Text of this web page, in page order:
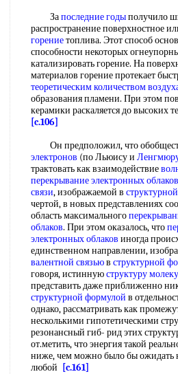
Запоследние годыполучило
распространение поверхностное
горениетоплива. Этот способ
способности некоторых
катализировать горение. На
материалов горение протекает
теоретическим количеством
образования пламени. При этом
керамики раскаляется до высоких
[c.106]
Он предположил, что
электронов (по Льюису и
трактовать как взаимодействие
перекрывание электронных облаков
связи, изображаемой в
чертой, в новых представлениях
область максимального
облаков. При этом оказалось, что
электронных облаков иногда
единственном направлении,
валентной связьюв структурной
говоря, истиннуюструктуру
представить даже приближенно
структурной формулой в
однако, рассматривать как
несколькими гипотетическими
резонансный гиб- рид этих
от.метить, что энергия такой
ниже, чем можно было бы ожидать
любой
[c.161]